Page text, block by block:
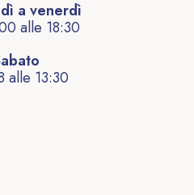
a venerdì
alle 18:30
alle 13:30